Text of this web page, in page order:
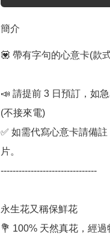
簡介
💟 帶有字句的心意卡(款
📣 請提前 3 日預訂，如
(不接來電)
✅ 如需代寫心意卡請備
片。
--------------------------------
永生花又稱保鮮花
💐 100% 天然真花，經